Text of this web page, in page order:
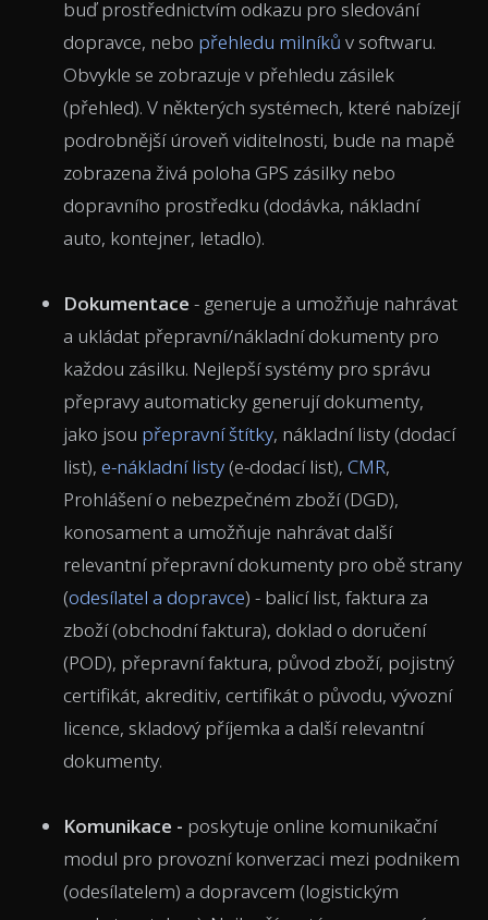
buď prostřednictvím odkazu pro sledování
dopravce, nebo přehledu milníků v softwaru.
Obvykle se zobrazuje v přehledu zásilek
(přehled). V některých systémech, které nabízejí
podrobnější úroveň viditelnosti, bude na mapě
zobrazena živá poloha GPS zásilky nebo
dopravního prostředku (dodávka, nákladní
auto, kontejner, letadlo).
Dokumentace - generuje a umožňuje nahrávat
a ukládat přepravní/nákladní dokumenty pro
každou zásilku. Nejlepší systémy pro správu
přepravy automaticky generují dokumenty,
jako jsou přepravní štítky, nákladní listy (dodací
list), e-nákladní listy (e-dodací list), CMR,
Prohlášení o nebezpečném zboží (DGD),
konosament a umožňuje nahrávat další
relevantní přepravní dokumenty pro obě strany
(odesílatel a dopravce) - balicí list, faktura za
zboží (obchodní faktura), doklad o doručení
(POD), přepravní faktura, původ zboží, pojistný
certifikát, akreditiv, certifikát o původu, vývozní
licence, skladový příjemka a další relevantní
dokumenty.
Komunikace - poskytuje online komunikační
modul pro provozní konverzaci mezi podnikem
(odesílatelem) a dopravcem (logistickým